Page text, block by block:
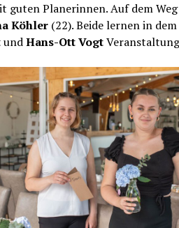
guten Planerinnen. Auf dem
Köhler (22). Beide lernen in
undHans-Ott Vogt